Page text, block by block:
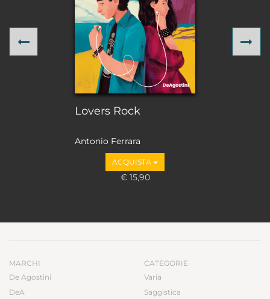
Lovers Rock
Antonio Ferrara
ACQUISTA
€ 15,90
Previous
MARCHI
De Agostini
DeA
CATEGORIE
Varia
Saggistica